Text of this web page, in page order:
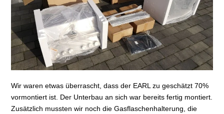
Wir waren etwas überrascht, dass der EARL zu geschätzt 70%
vormontiert ist. Der Unterbau an sich war bereits fertig montiert.
Zusätzlich mussten wir noch die Gasflaschenhalterung, die